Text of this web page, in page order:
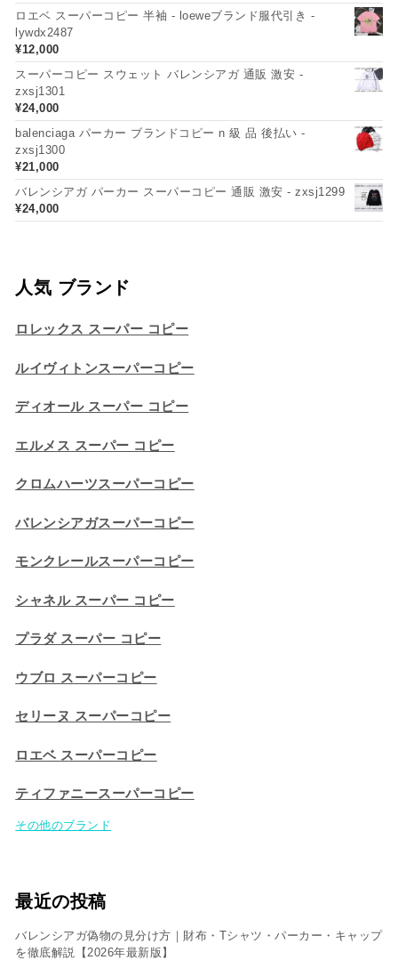
ロエベ スーパーコピー 半袖 - loeweブランド服代引き -
lywdx2487
¥12,000
スーパーコピー スウェット バレンシアガ 通販 激安 -
zxsj1301
¥24,000
balenciaga パーカー ブランドコピー n 級 品 後払い -
zxsj1300
¥21,000
バレンシアガ パーカー スーパーコピー 通販 激安 - zxsj1299
¥24,000
人気 ブランド
ロレックス スーパー コピー
ルイヴィトンスーパーコピー
ディオール スーパー コピー
エルメス スーパー コピー
クロムハーツスーパーコピー
バレンシアガスーパーコピー
モンクレールスーパーコピー
シャネル スーパー コピー
プラダ スーパー コピー
ウブロ スーパーコピー
セリーヌ スーパーコピー​
ロエベ スーパーコピー
ティファニースーパーコピー
その他のブランド
最近の投稿
バレンシアガ偽物の見分け方｜財布・Tシャツ・パーカー・キャップ
を徹底解説【2026年最新版】